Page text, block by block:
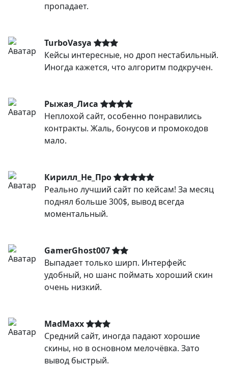
пропадает.
TurboVasya
Кейсы интересные, но дроп нестабильный.
Иногда кажется, что алгоритм подкручен.
Рыжая_Лиса
Неплохой сайт, особенно понравились
контракты. Жаль, бонусов и промокодов
мало.
Кирилл_Не_Про
Реально лучший сайт по кейсам! За месяц
поднял больше 300$, вывод всегда
моментальный.
GamerGhost007
Выпадает только ширп. Интерфейс
удобный, но шанс поймать хороший скин
очень низкий.
MadMaxx
Средний сайт, иногда падают хорошие
скины, но в основном мелочёвка. Зато
вывод быстрый.